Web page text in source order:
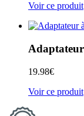
Voir ce produit
19.98€
Voir ce produit